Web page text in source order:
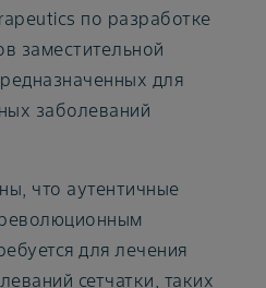
по разработке
заместительной
для
заболеваний
что аутентичные
для лечения
сетчатки, таких